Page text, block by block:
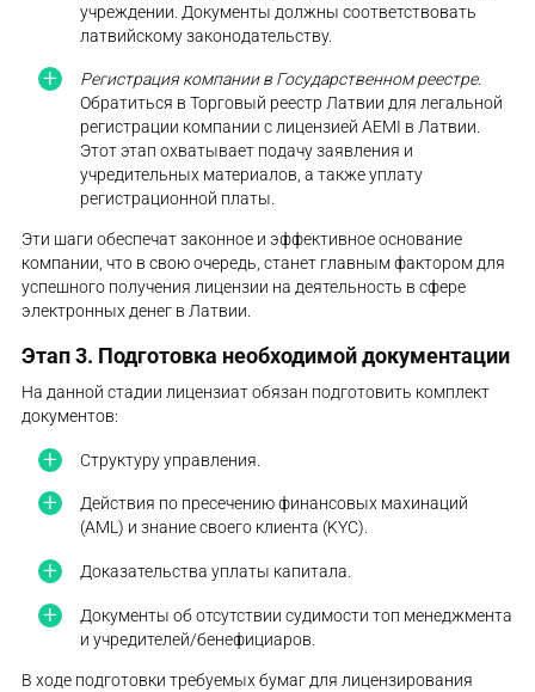
учреждении. Документы должны соответствовать
латвийскому законодательству.
Регистрация компании в Государственном реестре.
Обратиться в Торговый реестр Латвии для легальной
регистрации компании с лицензией AEMI в Латвии.
Этот этап охватывает подачу заявления и
учредительных материалов, а также уплату
регистрационной платы.
Эти шаги обеспечат законное и эффективное основание
компании, что в свою очередь, станет главным фактором для
успешного получения лицензии на деятельность в сфере
электронных денег в Латвии.
Этап 3. Подготовка необходимой документации
На данной стадии лицензиат обязан подготовить комплект
документов:
Структуру управления.
Действия по пресечению финансовых махинаций
(AML) и знание своего клиента (KYC).
Доказательства уплаты капитала.
Документы об отсутствии судимости топ менеджмента
и учредителей/бенефициаров.
В ходе подготовки требуемых бумаг для лицензирования